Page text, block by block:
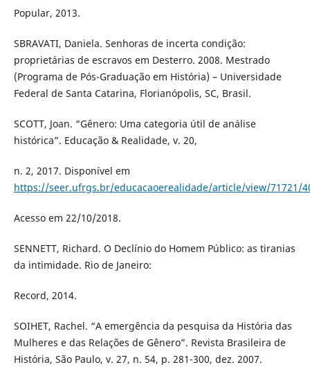
Popular, 2013.
SBRAVATI, Daniela. Senhoras de incerta condição:
proprietárias de escravos em Desterro. 2008. Mestrado
(Programa de Pós-Graduação em História) – Universidade
Federal de Santa Catarina, Florianópolis, SC, Brasil.
SCOTT, Joan. “Gênero: Uma categoria útil de análise
histórica”. Educação & Realidade, v. 20,
n. 2, 2017. Disponível em
https://seer.ufrgs.br/educacaoerealidade/article/view/71721/
Acesso em 22/10/2018.
SENNETT, Richard. O Declínio do Homem Público: as tiranias
da intimidade. Rio de Janeiro:
Record, 2014.
SOIHET, Rachel. “A emergência da pesquisa da História das
Mulheres e das Relações de Gênero”. Revista Brasileira de
História, São Paulo, v. 27, n. 54, p. 281-300, dez. 2007.